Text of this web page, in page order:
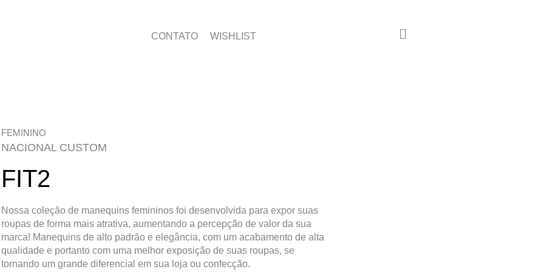
CONTATO WISHLIST
FEMININO
NACIONAL CUSTOM
FIT2
Nossa coleção de manequins femininos foi desenvolvida para expor suas
roupas de forma mais atrativa, aumentando a percepção de valor da sua
marca! Manequins de alto padrão e elegância, com um acabamento de alta
qualidade e portanto com uma melhor exposição de suas roupas, se
tornando um grande diferencial em sua loja ou confecção.